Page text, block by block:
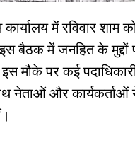
में रविवार शाम
बैठक में जनहित के मुद्दों
मौके पर कई
नेताओं और